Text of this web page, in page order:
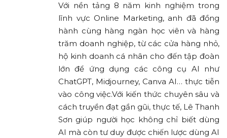
Với nền tảng 8 năm kinh nghiệm trong
lĩnh vực Online Marketing, anh đã đồng
hành cùng hàng ngàn học viên và hàng
trăm doanh nghiệp, từ các cửa hàng nhỏ,
hộ kinh doanh cá nhân cho đến tập đoàn
lớn để ứng dụng các công cụ AI như
ChatGPT, Midjourney, Canva AI… thực tiễn
vào công việc.Với kiến thức chuyên sâu và
cách truyền đạt gần gũi, thực tế, Lê Thanh
Sơn giúp người học không chỉ biết dùng
AI mà còn tư duy được chiến lược dùng AI